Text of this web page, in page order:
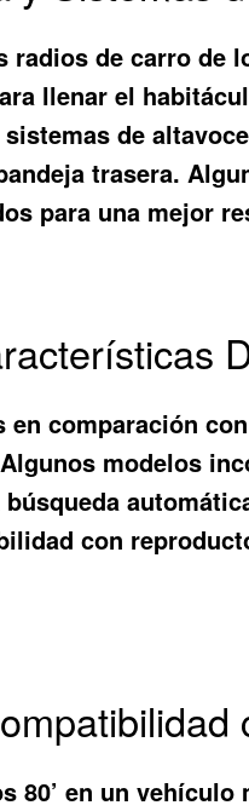
radios de carro de
llenar el
de
trasera.
para una mejor
comparación
modelos
con
80’ en un